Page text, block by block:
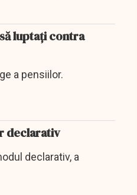
luptați contra
a pensiilor.
declarativ
declarativ, a